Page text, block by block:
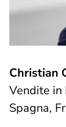
Christian
Vendite in
Spagna,